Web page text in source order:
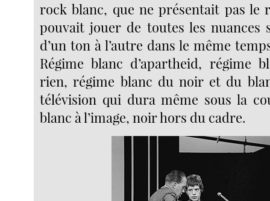
rock blanc, que ne présentait pas le
pouvait jouer de toutes les nuances
d’un ton à l’autre dans le même
Régime blanc d’apartheid, régime
rien, régime blanc du noir et du
télévision qui dura même sous la
blanc à l’image, noir hors du cadre.